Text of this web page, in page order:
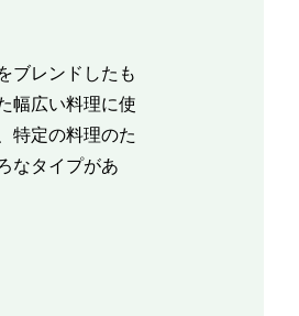
ブレンドしたも
幅広い料理に使
特定の料理のた
なタイプがあ